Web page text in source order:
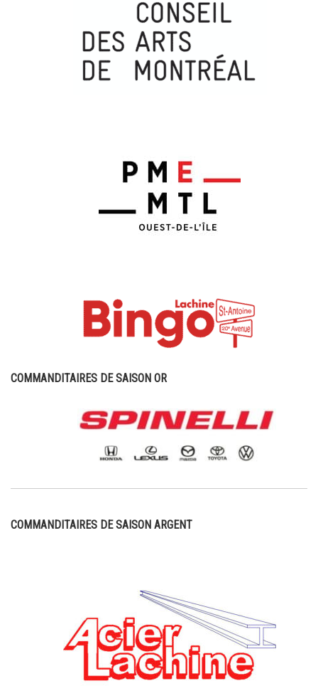
COMMANDITAIRES DE SAISON OR
COMMANDITAIRES DE SAISON ARGENT